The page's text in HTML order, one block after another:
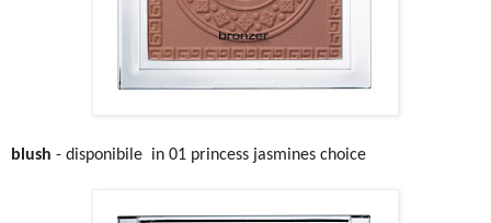
blush - disponibile in 01 princess jasmines choice